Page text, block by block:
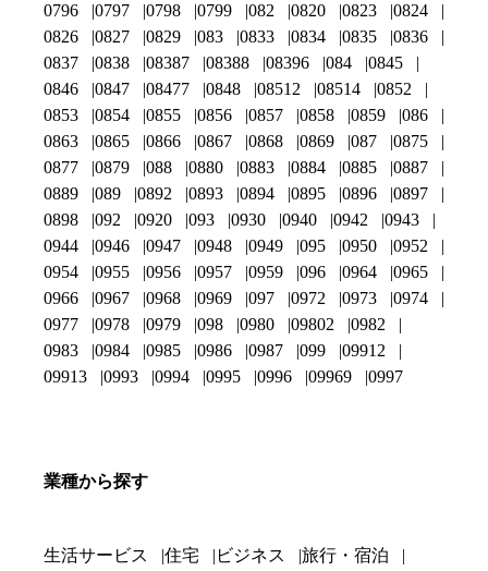
0796
0797 0798 0799 082 0820 0823
0824
0826
0827 0829 083 0833 0834 0835
0836
0837
0838 08387 08388 08396 084
0845
0846
0847 08477 0848 08512 08514
0852
0853
0854 0855 0856 0857 0858 0859
086
0863
0865 0866 0867 0868 0869 087
0875
0877
0879 088 0880 0883 0884 0885
0887
0889
089 0892 0893 0894 0895 0896
0897
0898
092 0920 093 0930 0940 0942
0943
0944
0946 0947 0948 0949 095 0950
0952
0954
0955 0956 0957 0959 096 0964
0965
0966
0967 0968 0969 097 0972 0973
0974
0977
0978 0979 098 0980 09802
0982
0983
0984 0985 0986 0987 099
09912
09913
0993 0994 0995 0996 09969 0997
業種から探す
生活サービス 住宅 ビジネス
旅行・宿泊